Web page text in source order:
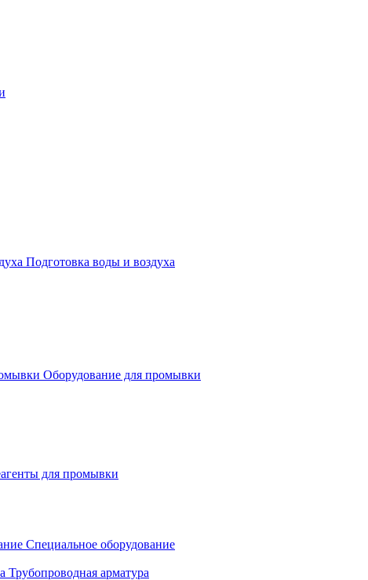
Подготовка воды и воздуха
Оборудование для промывки
для промывки
Специальное оборудование
Трубопроводная арматура